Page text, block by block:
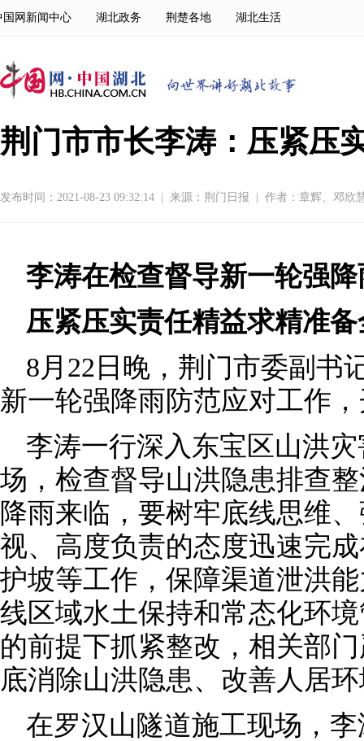
国网新闻中心 湖北政务 荆楚各地 湖北生活
荆门市市长李涛：压紧压
发布时间：2021-08-23 09:32:14 来源： 荆门日报 作者：章辉、邓欣
李涛在检查督导新一轮强
压紧压实责任精益求精准
8月22日晚，荆门市委副书
新一轮强降雨防范应对工作
李涛一行深入东宝区山洪
场，检查督导山洪隐患排查
降雨来临，要树牢底线思维
视、高度负责的态度迅速完
护坡等工作，保障渠道泄洪
线区域水土保持和常态化环
的前提下抓紧整改，相关部
底消除山洪隐患、改善人居
在罗汉山隧道施工现场，